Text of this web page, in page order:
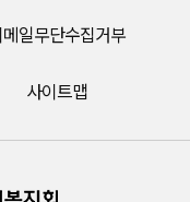
일무단수집거부
사이트맵